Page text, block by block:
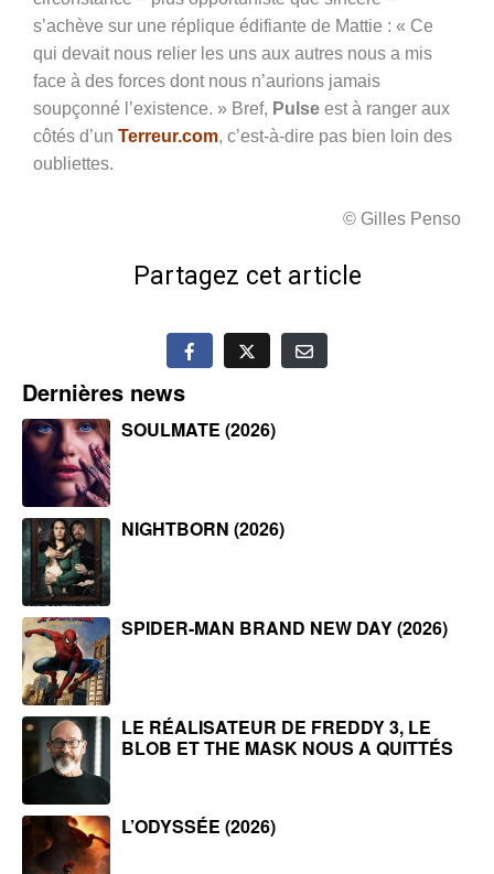
s’achève sur une réplique édifiante de Mattie : « Ce
qui devait nous relier les uns aux autres nous a mis
face à des forces dont nous n’aurions jamais
soupçonné l’existence. » Bref, Pulse est à ranger aux
côtés d’un Terreur.com, c’est-à-dire pas bien loin des
oubliettes.
© Gilles Penso
Partagez cet article
Dernières news
SOULMATE (2026)
NIGHTBORN (2026)
SPIDER-MAN BRAND NEW DAY (2026)
LE RÉALISATEUR DE FREDDY 3, LE
BLOB ET THE MASK NOUS A QUITTÉS
L’ODYSSÉE (2026)